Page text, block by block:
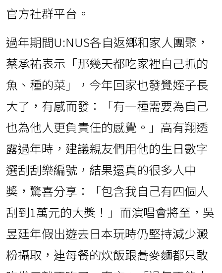
官方社群平台。
過年期間U:NUS各自返鄉和家人團聚，
蔡承祐表示「那幾天都吃家裡自己抓的
魚、種的菜」，今年回家也發覺姪子長
大了，有感而發：「有一種需要為自己
也為他人更負責任的感覺。」高有翔透
露過年時，建議親友們用他的生日數字
選刮刮樂編號，結果還真的很多人中
獎，驚喜分享：「包含我自己有四個人
刮到1萬元的大獎！」而演唱會將至，吳
昱廷年假出遊去日本玩時仍堅持減少澱
粉攝取，連每餐的炊飯跟蕎麥麵都只敢